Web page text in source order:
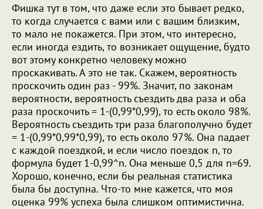
Фишка тут в том, что даже если это бывает редко,
то когда случается с вами или с вашим близким,
то мало не покажется. При этом, что интересно,
если иногда ездить, то возникает ощущение, будто
вот этому конкретно человеку можно
проскакивать. А это не так. Скажем, вероятность
проскочить один раз - 99%. Значит, по законам
вероятности, вероятность съездить два раза и оба
раза проскочить = 1-(0,99*0,99), то есть около 98%.
Вероятность съездить три раза благополучно будет
= 1-(0,99*0,99*0,99), то есть около 97%. Она падает
с каждой поездкой, и если число поездок n, то
формула будет 1-0,99^n. Она меньше 0,5 для n=69.
Хорошо, конечно, если бы реальная статистика
была бы доступна. Что-то мне кажется, что моя
оценка 99% успеха была слишком оптимистична.